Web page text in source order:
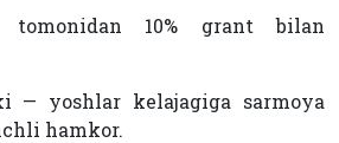
10% grant bilan
— yoshlar kelajagiga sarmoya
hamkor.